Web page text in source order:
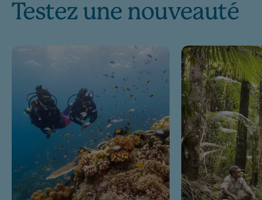
Testez une nouveauté